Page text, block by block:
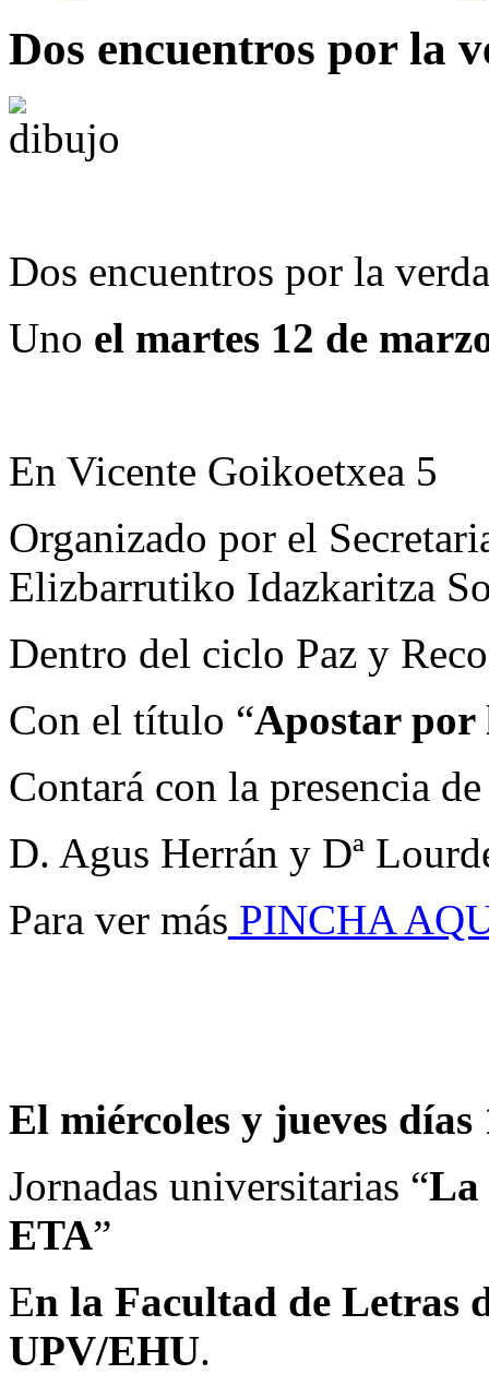
Dos encuentros por la
Dos encuentros por la
Uno el martes 12 de
En Vicente Goikoetxea 5
Organizado por el
Elizbarrutiko Idazkaritza
Dentro del ciclo Paz y
Con el título “Apostar por
Contará con la presencia de
D. Agus Herrán y Dª
Para ver más PINCHA
El miércoles y jueves días
Jornadas universitarias “La
ETA”
En la Facultad de Letras
UPV/EHU.